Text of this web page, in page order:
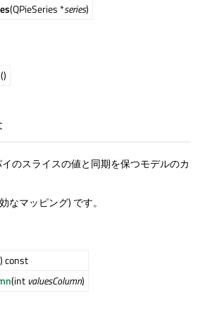
(QPieSeries *series)
()
のスライスの値と同期を保つモデルのカ
なマッピング) です。
const
(int valuesColumn)